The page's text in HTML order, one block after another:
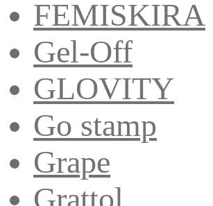
FEMISKIRA
Gel-Off
GLOVITY
Go stamp
Grape
Grattol